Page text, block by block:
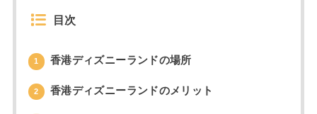
目次
1 香港ディズニーランドの場所
2 香港ディズニーランドのメリット